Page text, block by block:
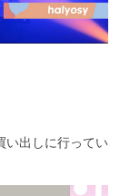
い出しに行ってい